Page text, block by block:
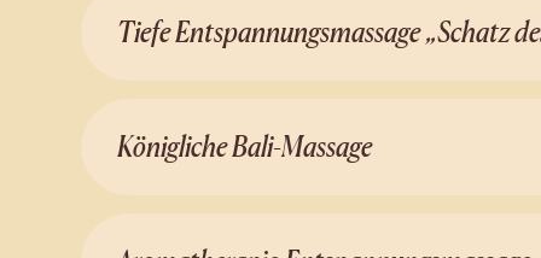
Tiefe Entspannungsmassage „Schatz
Königliche Bali-Massage